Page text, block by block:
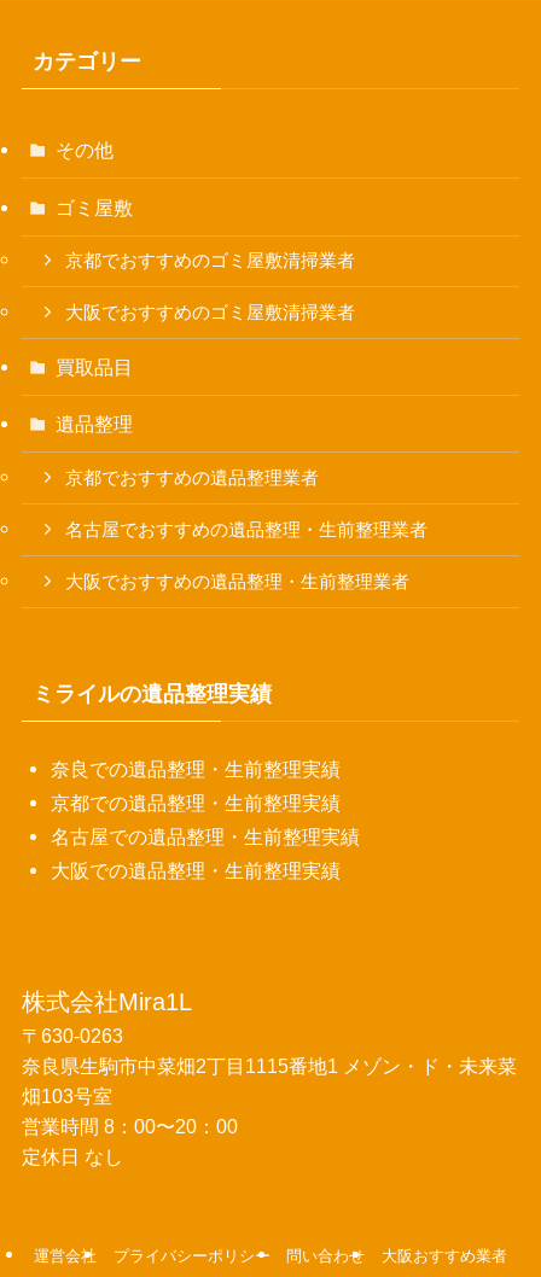
カテゴリー
その他
ゴミ屋敷
京都でおすすめのゴミ屋敷清掃業者
大阪でおすすめのゴミ屋敷清掃業者
買取品目
遺品整理
京都でおすすめの遺品整理業者
名古屋でおすすめの遺品整理・生前整理業者
大阪でおすすめの遺品整理・生前整理業者
ミライルの遺品整理実績
奈良での遺品整理・生前整理実績
京都での遺品整理・生前整理実績
名古屋での遺品整理・生前整理実績
大阪での遺品整理・生前整理実績
株式会社Mira1L
〒630-0263
奈良県生駒市中菜畑2丁目1115番地1 メゾン・ド・未来菜
畑103号室
営業時間 8：00〜20：00
定休日 なし
運営会社 プライバシーポリシー 問い合わせ 大阪おすすめ業者